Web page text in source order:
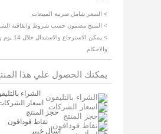
> السعر شامل ضريبة المبيعات
> المنتج مضمون حسب شروط واتفاقية
> يمكن
والاحكام
يمكنك الحصول علي هذا
الشراء
اسعار
حجز المنتج
نقاط فودافون
اسأل خبير